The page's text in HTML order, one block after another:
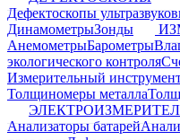
Дефектоскопы
ДинамометрыЗонды
АнемометрыБарометры
экологического контроля
Измерительный
Толщиномеры металла
Анализаторы батарей